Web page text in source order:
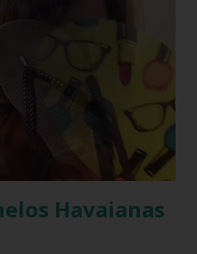
e acessórios, solidificando
popular. A Havaianas tem
e celebridades ao longo
e edições especiais de
por seus esforços
a havaianas
em sua p...
Havaianas